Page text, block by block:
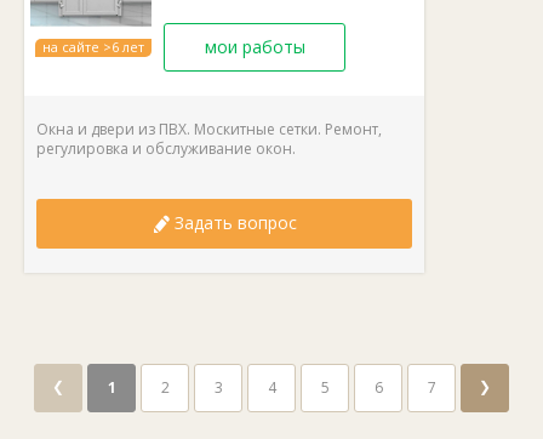
на сайте >6 лет мои работы
Окна и двери из ПВХ. Москитные сетки. Ремонт,
регулировка и обслуживание окон.
Задать вопрос
❮ 1 2 3 4 5 6 7 ❯